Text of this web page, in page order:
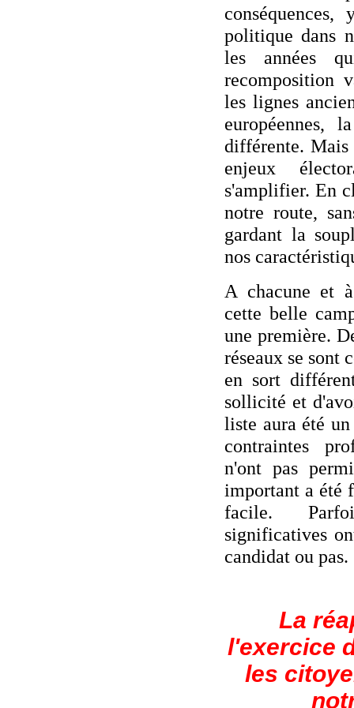
politique dans
les années
recomposition
les lignes
européennes,
différente. Mais
enjeux
s'amplifier. En
notre route,
gardant la
nos
A chacune et
cette belle
une première.
réseaux se sont
en sort
sollicité et
liste aura été
contraintes
n'ont pas
important a été
facile.
significatives
candidat ou pas.
La
l'exercice
les